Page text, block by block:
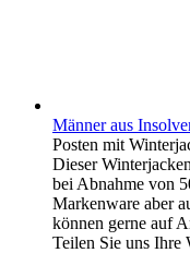
Männer aus
Posten mit
Dieser
bei Abnahme von
Markenware aber
können gerne auf
Teilen Sie uns Ihre